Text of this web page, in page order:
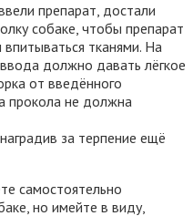
препарат, достали
собаке, чтобы препарат
тканями. На
должно давать лёгкое
от введённого
прокола не должна
за терпение ещё
самостоятельно
но имейте в виду,